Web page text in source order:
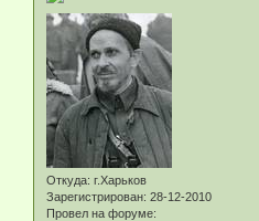
Откуда: г.Харьков
Зарегистрирован: 28-12-2010
Провел на форуме: